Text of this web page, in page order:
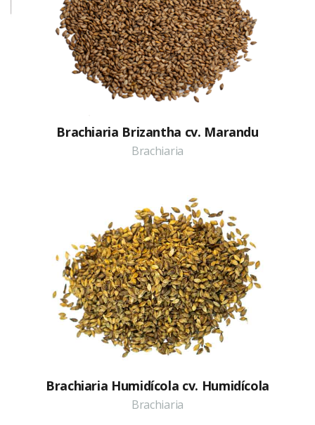
Brachiaria Brizantha cv. Marandu
Brachiaria
Brachiaria Humidícola cv. Humidícola
Brachiaria